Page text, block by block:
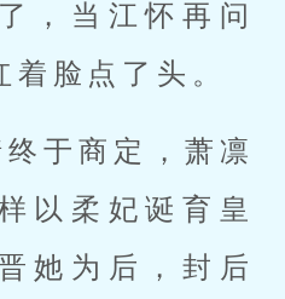
，当江怀再问
脸点了头。
于商定，萧凛
以柔妃诞育皇
她为后，封后